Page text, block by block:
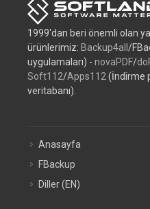
1999'dan beri önemli olan
ürünlerimiz: Backup4all /
uygulamaları) - novaPDF/
Soft112/Apps112 (İndirme
veritabanı).
Anasayfa
FBackup
Diller (EN)